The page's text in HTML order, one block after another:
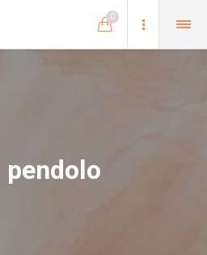
0
pendolo